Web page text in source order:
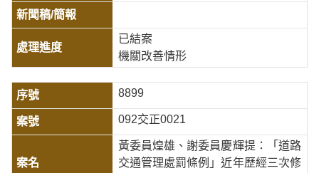
已結案
機關改善情形
8899
092交正0021
黃委員煌雄、謝委員慶輝提：「道路
交通管理處罰條例」近年歷經三次修